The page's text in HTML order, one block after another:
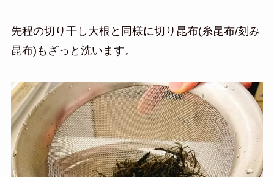
先程の切り干し大根と同様に切り昆布(糸昆布/刻み
昆布)もざっと洗います。